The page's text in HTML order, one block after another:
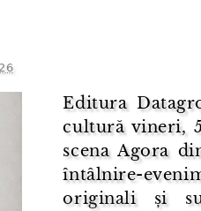
Editura
cultură vineri,
scena Agora
întâlnire-
originali și